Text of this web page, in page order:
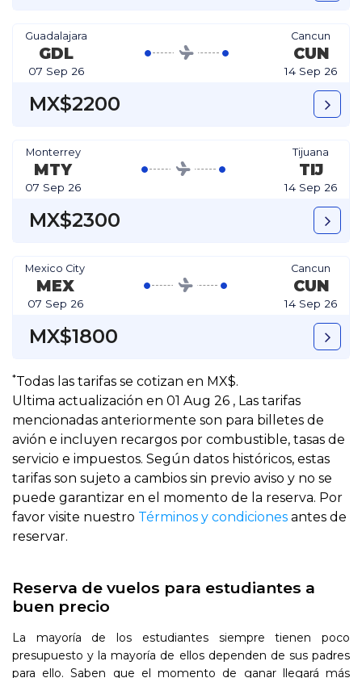
Guadalajara
GDL
07 Sep 26
Cancun
CUN
14 Sep 26
MX$2200
Monterrey
MTY
07 Sep 26
Tijuana
TIJ
14 Sep 26
MX$2300
Mexico City
MEX
07 Sep 26
Cancun
CUN
14 Sep 26
MX$1800
*Todas las tarifas se cotizan en MX$.
Ultima actualización en 01 Aug 26 , Las tarifas
mencionadas anteriormente son para billetes de
avión e incluyen recargos por combustible, tasas de
servicio e impuestos. Según datos históricos, estas
tarifas son sujeto a cambios sin previo aviso y no se
puede garantizar en el momento de la reserva. Por
favor visite nuestro Términos y condiciones antes de
reservar.
Reserva de vuelos para estudiantes a
buen precio
La mayoría de los estudiantes siempre tienen poco
presupuesto y la mayoría de ellos dependen de sus padres
para ello. Saben que el momento de ganar llegará más